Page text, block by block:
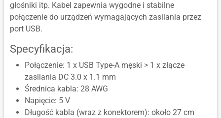
głośniki itp. Kabel zapewnia wygodne i stabilne
połączenie do urządzeń wymagających zasilania przez
port USB.
Specyfikacja:
Połączenie: 1 x USB Type-A męski > 1 x złącze
zasilania DC 3.0 x 1.1 mm
Średnica kabla: 28 AWG
Napięcie: 5 V
Długość kabla (wraz z konektorem): około 27 cm